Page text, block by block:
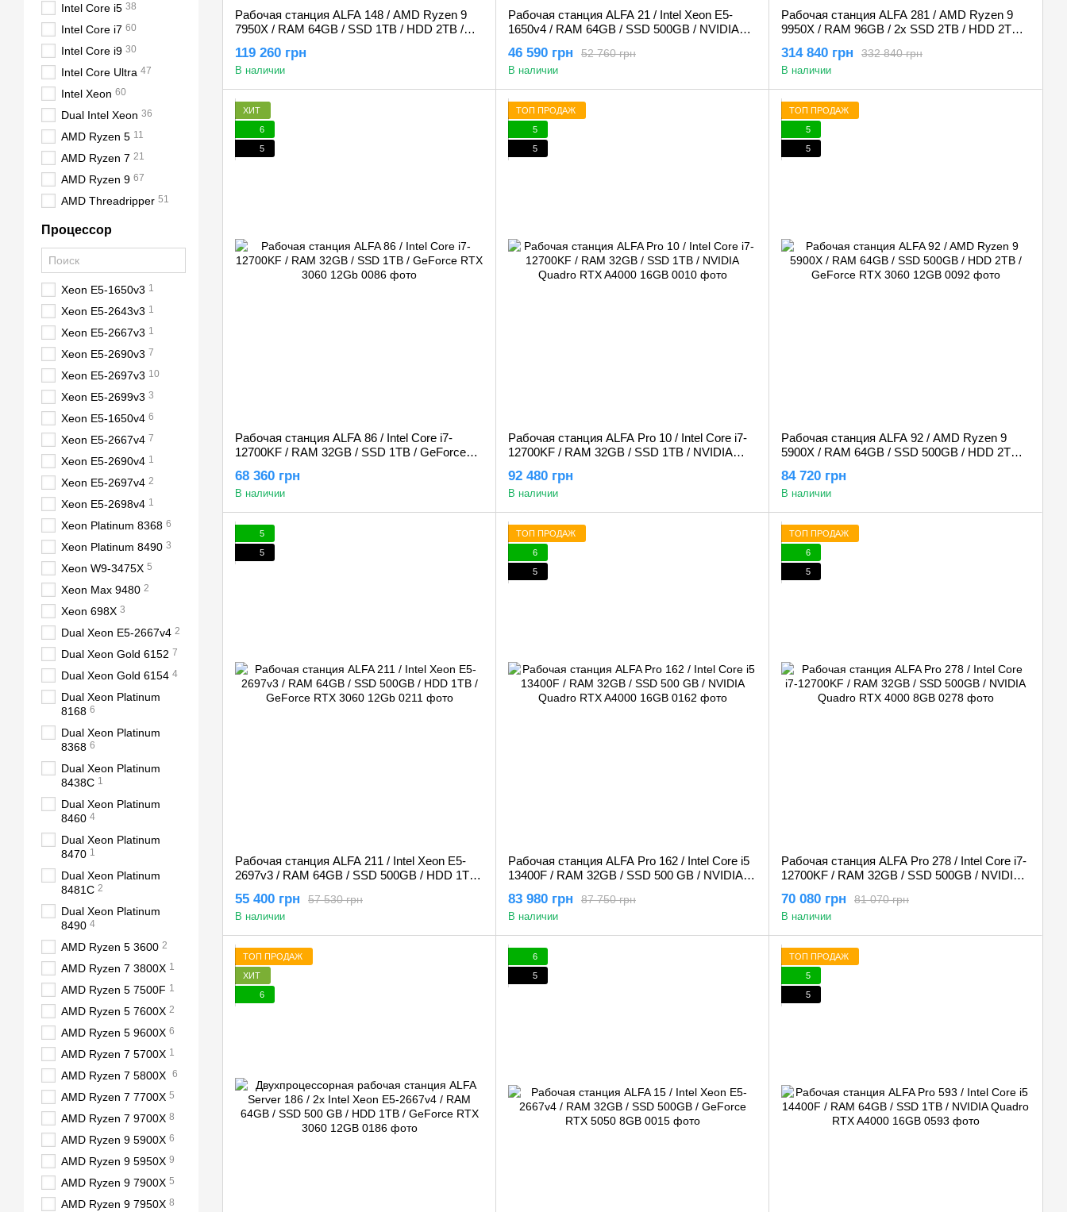
Рабочая станция ALFA 148 / AMD Ryzen 9
7950X / RAM 64GB / SSD 1TB / HDD 2TB /
119 260 грн
В наличии
Рабочая станция ALFA 21 / Intel Xeon E5-
1650v4 / RAM 64GB / SSD 500GB / NVIDIA
52 760 грн
46 590 грн
В наличии
Рабочая станция ALFA 281 / AMD Ryzen 9
9950X / RAM 96GB / 2x SSD 2TB / HDD 2TB /
332 840 грн
314 840 грн
В наличии
ХИТ
6
5
Рабочая станция ALFA 86 / Intel Core i7-
12700KF / RAM 32GB / SSD 1TB / GeForce
68 360 грн
В наличии
ТОП ПРОДАЖ
5
5
Рабочая станция ALFA Pro 10 / Intel Core i7-
12700KF / RAM 32GB / SSD 1TB / NVIDIA
92 480 грн
В наличии
ТОП ПРОДАЖ
5
5
Рабочая станция ALFA 92 / AMD Ryzen 9
5900X / RAM 64GB / SSD 500GB / HDD 2TB /
84 720 грн
В наличии
5
5
Рабочая станция ALFA 211 / Intel Xeon E5-
2697v3 / RAM 64GB / SSD 500GB / HDD 1TB /
57 530 грн
55 400 грн
В наличии
ТОП ПРОДАЖ
6
5
Рабочая станция ALFA Pro 162 / Intel Core i5
13400F / RAM 32GB / SSD 500 GB / NVIDIA
87 750 грн
83 980 грн
В наличии
ТОП ПРОДАЖ
6
5
Рабочая станция ALFA Pro 278 / Intel Core i7-
12700KF / RAM 32GB / SSD 500GB / NVIDIA
81 070 грн
70 080 грн
В наличии
ТОП ПРОДАЖ
ХИТ
6
6
5
ТОП ПРОДАЖ
5
5
Intel Core i5 38
Intel Core i7 60
Intel Core i9 30
Intel Core Ultra 47
Intel Xeon 60
Dual Intel Xeon 36
AMD Ryzen 5 11
AMD Ryzen 7 21
AMD Ryzen 9 67
AMD Threadripper 51
Процессор
Xeon E5-1650v3 1
Xeon E5-2643v3 1
Xeon E5-2667v3 1
Xeon E5-2690v3 7
Xeon E5-2697v3 10
Xeon E5-2699v3 3
Xeon E5-1650v4 6
Xeon E5-2667v4 7
Xeon E5-2690v4 1
Xeon E5-2697v4 2
Xeon E5-2698v4 1
Xeon Platinum 8368 6
Xeon Platinum 8490 3
Xeon W9-3475X 5
Xeon Max 9480 2
Xeon 698X 3
Dual Xeon E5-2667v4 2
Dual Xeon Gold 6152 7
Dual Xeon Gold 6154 4
Dual Xeon Platinum
8168 6
Dual Xeon Platinum
8368 6
Dual Xeon Platinum
8438C 1
Dual Xeon Platinum
8460 4
Dual Xeon Platinum
8470 1
Dual Xeon Platinum
8481C 2
Dual Xeon Platinum
8490 4
AMD Ryzen 5 3600 2
AMD Ryzen 7 3800X 1
AMD Ryzen 5 7500F 1
AMD Ryzen 5 7600X 2
AMD Ryzen 5 9600X 6
AMD Ryzen 7 5700X 1
AMD Ryzen 7 5800X 6
AMD Ryzen 7 7700X 5
AMD Ryzen 7 9700X 8
AMD Ryzen 9 5900X 6
AMD Ryzen 9 5950X 9
AMD Ryzen 9 7900X 5
AMD Ryzen 9 7950X 8